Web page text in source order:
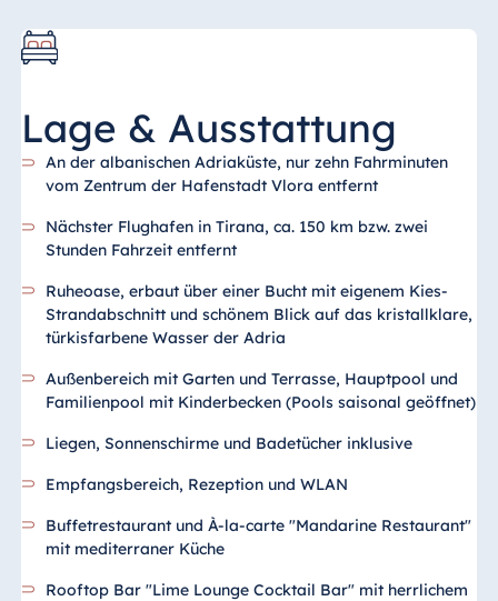
Lage & Ausstattung
An der albanischen Adriaküste, nur zehn Fahrminuten
vom Zentrum der Hafenstadt Vlora entfernt
Nächster Flughafen in Tirana, ca. 150 km bzw. zwei
Stunden Fahrzeit entfernt
Ruheoase, erbaut über einer Bucht mit eigenem Kies-
Strandabschnitt und schönem Blick auf das kristallklare,
türkisfarbene Wasser der Adria
Außenbereich mit Garten und Terrasse, Hauptpool und
Familienpool mit Kinderbecken (Pools saisonal geöffnet)
Liegen, Sonnenschirme und Badetücher inklusive
Empfangsbereich, Rezeption und WLAN
Buffetrestaurant und À-la-carte "Mandarine Restaurant"
mit mediterraner Küche
Rooftop Bar "Lime Lounge Cocktail Bar" mit herrlichem